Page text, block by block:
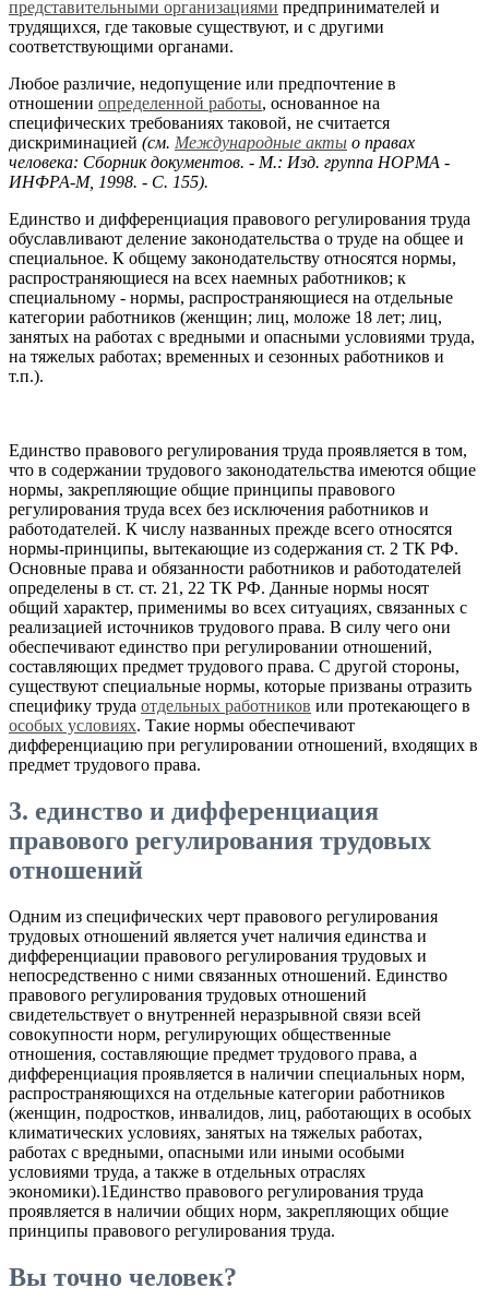
представительными организациями предпринимателей и
трудящихся, где таковые существуют, и с другими
соответствующими органами.
Любое различие, недопущение или предпочтение в
отношении определенной работы, основанное на
специфических требованиях таковой, не считается
дискриминацией (см. Международные акты о правах
человека: Сборник документов. - М.: Изд. группа НОРМА -
ИНФРА-М, 1998. - С. 155).
Единство и дифференциация правового регулирования труда
обуславливают деление законодательства о труде на общее и
специальное. К общему законодательству относятся нормы,
распространяющиеся на всех наемных работников; к
специальному - нормы, распространяющиеся на отдельные
категории работников (женщин; лиц, моложе 18 лет; лиц,
занятых на работах с вредными и опасными условиями труда,
на тяжелых работах; временных и сезонных работников и
т.п.).
Единство правового регулирования труда проявляется в том,
что в содержании трудового законодательства имеются общие
нормы, закрепляющие общие принципы правового
регулирования труда всех без исключения работников и
работодателей. К числу названных прежде всего относятся
нормы-принципы, вытекающие из содержания ст. 2 ТК РФ.
Основные права и обязанности работников и работодателей
определены в ст. ст. 21, 22 ТК РФ. Данные нормы носят
общий характер, применимы во всех ситуациях, связанных с
реализацией источников трудового права. В силу чего они
обеспечивают единство при регулировании отношений,
составляющих предмет трудового права. С другой стороны,
существуют специальные нормы, которые призваны отразить
специфику труда отдельных работников или протекающего в
особых условиях. Такие нормы обеспечивают
дифференциацию при регулировании отношений, входящих в
предмет трудового права.
3. единство и дифференциация
правового регулирования трудовых
отношений
Одним из специфических черт правового регулирования
трудовых отношений является учет наличия единства и
дифференциации правового регулирования трудовых и
непосредственно с ними связанных отношений. Единство
правового регулирования трудовых отношений
свидетельствует о внутренней неразрывной связи всей
совокупности норм, регулирующих общественные
отношения, составляющие предмет трудового права, а
дифференциация проявляется в наличии специальных норм,
распространяющихся на отдельные категории работников
(женщин, подростков, инвалидов, лиц, работающих в особых
климатических условиях, занятых на тяжелых работах,
работах с вредными, опасными или иными особыми
условиями труда, а также в отдельных отраслях
экономики).1Единство правового регулирования труда
проявляется в наличии общих норм, закрепляющих общие
принципы правового регулирования труда.
Вы точно человек?